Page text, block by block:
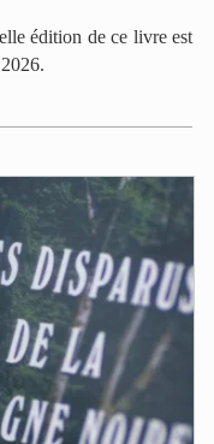
édition de ce livre est